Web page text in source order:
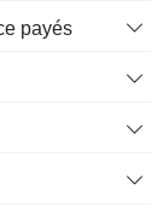
payés